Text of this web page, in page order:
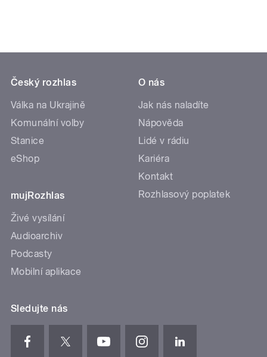
Český rozhlas
Válka na Ukrajině
Komunální volby
Stanice
eShop
mujRozhlas
Živé vysílání
Audioarchiv
Podcasty
Mobilní aplikace
O nás
Jak nás naladíte
Nápověda
Lidé v rádiu
Kariéra
Kontakt
Rozhlasový poplatek
Sledujte nás